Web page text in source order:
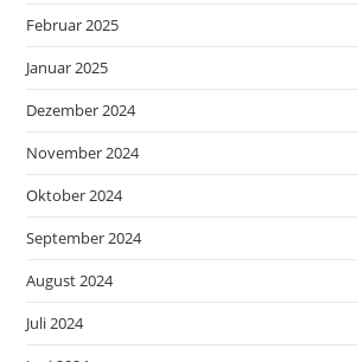
Februar 2025
Januar 2025
Dezember 2024
November 2024
Oktober 2024
September 2024
August 2024
Juli 2024